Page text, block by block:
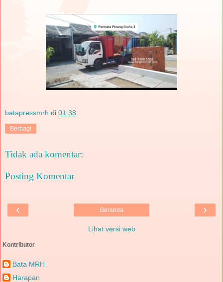
batapressmrh di 01.38
Berbagi
Tidak ada komentar:
Posting Komentar
‹ ›
Beranda
Lihat versi web
Kontributor
Bata MRH
Harapan